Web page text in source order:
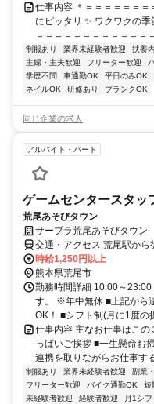
仕事内容 ＊＝＝＝＝＝＝＝
にピッタリ ✨ ワクワクの
＝＝＝＝＝＝＝＝＝＝＝＝
制服あり 業界未経験者歓迎 扶養
主婦・主夫歓迎
フリーター歓迎
学歴不問
車通勤OK 平日のみOK
ネイルOK
研修あり ブランクOK
同じ企業の求人
アルバイト・パート
ゲームセンタースタッ
荒尾あそびタウン
サープラ荒尾あそびタウン
交通・アクセス 荒尾駅から
時給1,250円以上
熊本県荒尾市
勤務時間詳細 10:00～
す。 ※年中無休 ■上記から
OK！ ■シフト制(月に1度の
仕事内容 主なお仕事はこ
っぱいご挨拶 ■一生懸命お
連携を取りながらお仕事す
制服あり 業界未経験者歓迎 副業
フリーター歓迎
バイク通勤OK 短
未経験者歓迎
経験者歓迎 月1シ